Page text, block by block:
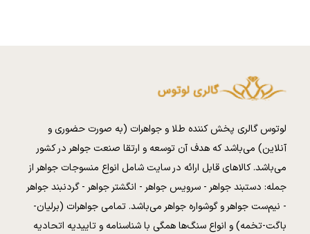
لوتوس گالری پخش کننده طلا و جواهرات (به صورت حضوری و
آنلاین) می‌باشد که هدف آن توسعه و ارتقا صنعت جواهر در کشور
می‌باشد. کالا‌های قابل ارائه در سایت شامل انواع منسوجات جواهر از
جمله: دستبند جواهر - سرویس جواهر - انگشتر جواهر - گردنبند جواهر
- نیم‌ست جواهر و گوشواره جواهر می‌باشد. تمامی جواهرات (برلیان-
باگت-تخمه) و انواع سنگ‌ها همگی با شناسنامه و تاییدیه اتحادیه